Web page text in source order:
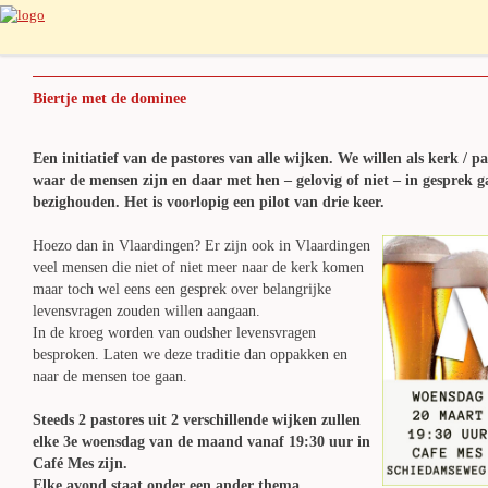
Biertje met de dominee
Een initiatief van de pastores van alle wijken. We willen als kerk /
waar de mensen zijn en daar met hen – gelovig of niet – in gesprek
bezighouden. Het is voorlopig een pilot van drie keer.
Hoezo dan in Vlaardingen? Er zijn ook in Vlaardingen
veel mensen die niet of niet meer naar de kerk komen
maar toch wel eens een gesprek over belangrijke
levensvragen zouden willen aangaan.
In de kroeg worden van oudsher levensvragen
besproken. Laten we deze traditie dan oppakken en
naar de mensen toe gaan.
Steeds 2 pastores uit 2 verschillende wijken zullen
elke 3e woensdag van de maand vanaf 19:30 uur in
Café Mes zijn.